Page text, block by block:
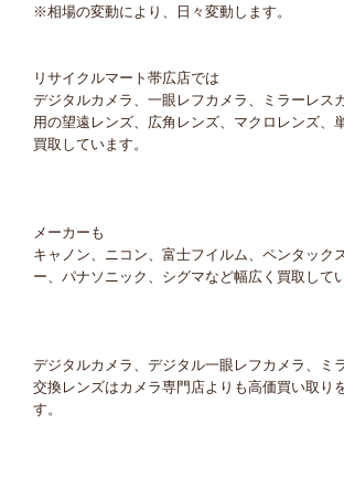
※相場の変動により、日々変動します。
リサイクルマート帯広店では
デジタルカメラ、一眼レフカメラ、ミラーレス
用の望遠レンズ、広角レンズ、マクロレンズ、
買取しています。
メーカーも
キャノン、ニコン、富士フイルム、ペンタック
ー、パナソニック、シグマなど幅広く買取して
デジタルカメラ、デジタル一眼レフカメラ、ミ
交換レンズはカメラ専門店よりも高価買い取り
す。